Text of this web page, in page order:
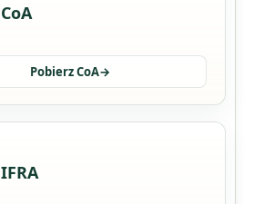
CoA
Pobierz CoA→
IFRA